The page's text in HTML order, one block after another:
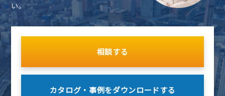
い。
相談する
カタログ・事例をダウンロードする